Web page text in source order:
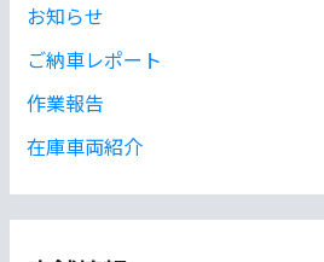
お知らせ
ご納車レポート
作業報告
在庫車両紹介